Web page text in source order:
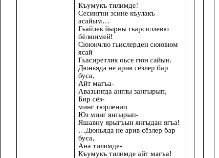
Къумукъ тилимде!
Сесингни эсине къулакъ
асайым…
Гьайлек йырны гьарсиллевю
бёлюнмей!
Сююнчлю гьислерден сюювюм
ясай
Гьасиретлик оьсе гюн сайын.
Дюньяда не арив сёзлер бар
буса,
Айт магъа-
Авазынгда англы зангырып,
Бир сёз-
минг тюрленип
Юз минг янгырып-
Яшавну ярыгъын янгыдан ягъа!
…Дюньяда не арив сёзлер бар
буса,
Ана тилимде-
Къумукъ тилимде айт магъа!